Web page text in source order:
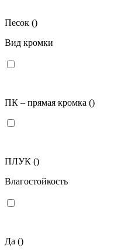
Песок ()
Вид кромки
ПК – прямая кромка ()
ПЛУК ()
Влагостойкость
Да ()